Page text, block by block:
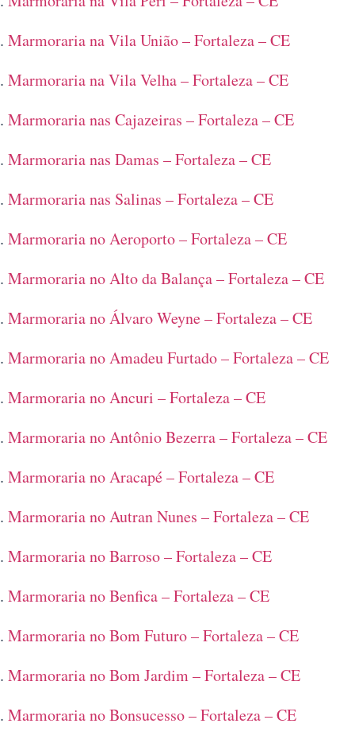
Marmoraria na Vila União – Fortaleza – CE
Marmoraria na Vila Velha – Fortaleza – CE
Marmoraria nas Cajazeiras – Fortaleza – CE
Marmoraria nas Damas – Fortaleza – CE
Marmoraria nas Salinas – Fortaleza – CE
Marmoraria no Aeroporto – Fortaleza – CE
Marmoraria no Alto da Balança – Fortaleza – CE
Marmoraria no Álvaro Weyne – Fortaleza – CE
Marmoraria no Amadeu Furtado – Fortaleza – CE
Marmoraria no Ancuri – Fortaleza – CE
Marmoraria no Antônio Bezerra – Fortaleza – CE
Marmoraria no Aracapé – Fortaleza – CE
Marmoraria no Autran Nunes – Fortaleza – CE
Marmoraria no Barroso – Fortaleza – CE
Marmoraria no Benfica – Fortaleza – CE
Marmoraria no Bom Futuro – Fortaleza – CE
Marmoraria no Bom Jardim – Fortaleza – CE
Marmoraria no Bonsucesso – Fortaleza – CE